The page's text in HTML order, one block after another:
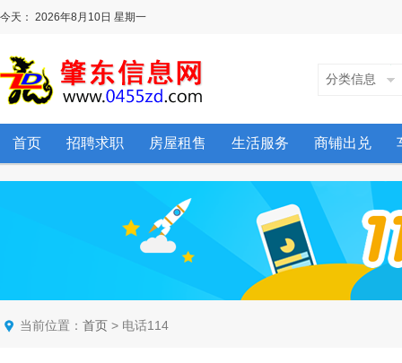
今天： 2026年8月10日 星期一
分类信息
首页 招聘求职 房屋租售 生活服务 商铺出兑
当前位置： 首页 > 电话114